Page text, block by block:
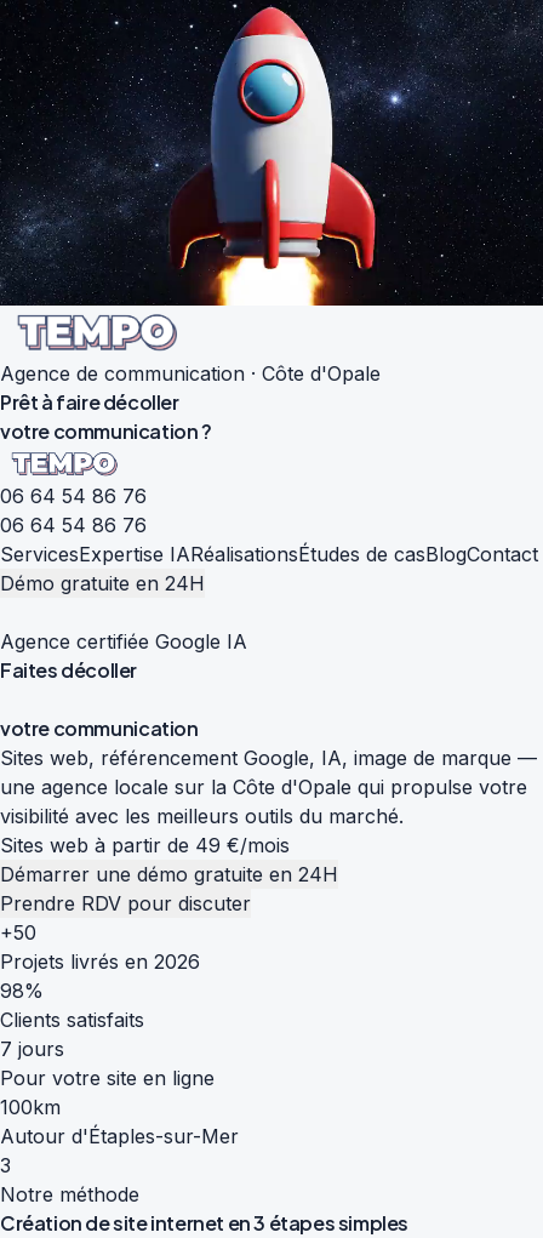
Agence de communication · Côte d'Opale
Prêt à fairedécoller
votrecommunication?
06 64 54 86 76
06 64 54 86 76
ServicesExpertise IARéalisationsÉtudes de casBlogContact
Démo gratuite en 24H
Agence certifiée Google IA
Faitesdécoller
votrecommunication
Sites web, référencement Google, IA, image de marque —
une agence locale sur la Côte d'Opale qui propulse votre
visibilité avec les meilleurs outils du marché.
Sites web à partir de 49 €/mois
Démarrer une démo gratuite en 24H
Prendre RDV pour discuter
+50
Projets livrés en 2026
98%
Clients satisfaits
7 jours
Pour votre site en ligne
100km
Autour d'Étaples-sur-Mer
3
Notre méthode
Création de site internet en3 étapes simples